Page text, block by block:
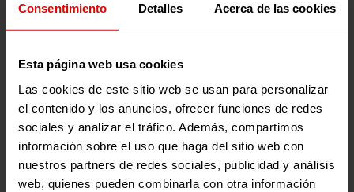
Consentimiento Detalles Acerca de las cookies
Esta página web usa cookies
Las cookies de este sitio web se usan para personalizar
el contenido y los anuncios, ofrecer funciones de redes
sociales y analizar el tráfico. Además, compartimos
información sobre el uso que haga del sitio web con
nuestros partners de redes sociales, publicidad y análisis
web, quienes pueden combinarla con otra información
Presentado por la escritora y periodista Julia Navarro,
Entreculturas
que explora cuestiones sociales,
medioambientales y culturales a través de testimonios en
primera persona. Los programas se emiten todos los
jueves en nuestro canal de
Youtube , en Spotify , en Ivoox
y enApple Podcast.